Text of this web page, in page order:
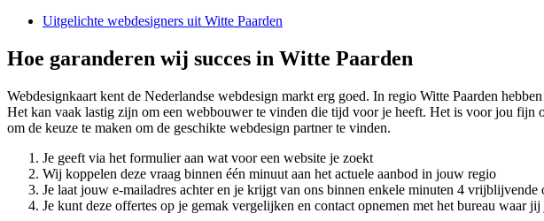
Uitgelichte webdesigners uit Witte Paarden
Hoe garanderen wij succes in Witte Paarden
Webdesignkaart kent de Nederlandse webdesign markt erg goed. In regio Witte Paarden
Het kan vaak lastig zijn om een webbouwer te vinden die tijd voor je heeft. Het is voor jou
om de keuze te maken om de geschikte webdesign partner te vinden.
Je geeft via het formulier aan wat voor een website je zoekt
Wij koppelen deze vraag binnen één minuut aan het actuele aanbod in jouw regio
Je laat jouw e-mailadres achter en je krijgt van ons binnen enkele minuten 4
Je kunt deze offertes op je gemak vergelijken en contact opnemen met het bureau waar